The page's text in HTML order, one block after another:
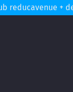
reducavenue +